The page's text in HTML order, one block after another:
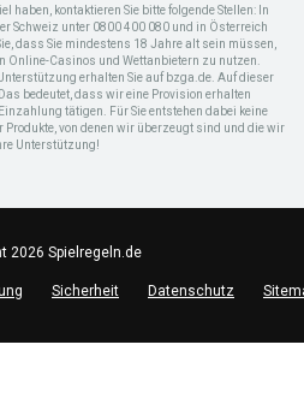
haben, kontaktieren Sie bitte folgende Stellen: In
Schweiz unter 0800 400 080 und in Österreich
dass Sie mindestens 18 Jahre alt sein müssen,
Online-Casinos und Wettanbietern zu nutzen.
erhalten Sie auf bzga.de. Auf dieser
bedeutet, dass wir eine Provision erhalten
tätigen. Für Sie entstehen dabei keine
von denen wir überzeugt sind und die wir
Unterstützung!
2026 Spielregeln.de
Sicherheit Datenschutz